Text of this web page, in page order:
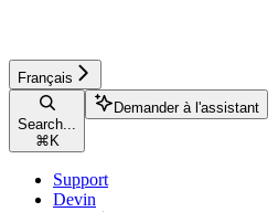
Français
Search...
⌘ K
Demander à l'assistant
Support
Devin